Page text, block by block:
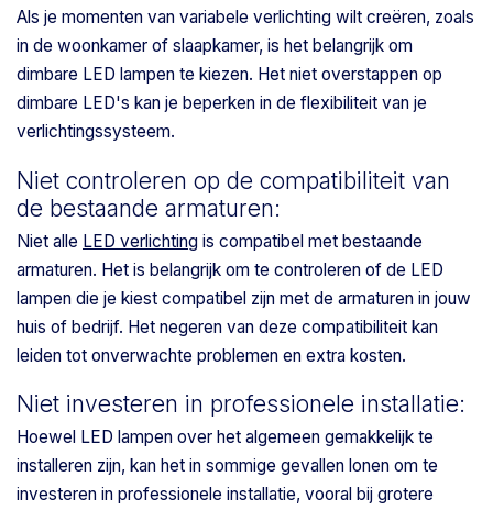
Als je momenten van variabele verlichting wilt creëren, zoals
in de woonkamer of slaapkamer, is het belangrijk om
dimbare LED lampen te kiezen. Het niet overstappen op
dimbare LED's kan je beperken in de flexibiliteit van je
verlichtingssysteem.
Niet controleren op de compatibiliteit van
de bestaande armaturen:
Niet alle LED verlichting is compatibel met bestaande
armaturen. Het is belangrijk om te controleren of de LED
lampen die je kiest compatibel zijn met de armaturen in jouw
huis of bedrijf. Het negeren van deze compatibiliteit kan
leiden tot onverwachte problemen en extra kosten.
Niet investeren in professionele installatie:
Hoewel LED lampen over het algemeen gemakkelijk te
installeren zijn, kan het in sommige gevallen lonen om te
investeren in professionele installatie, vooral bij grotere